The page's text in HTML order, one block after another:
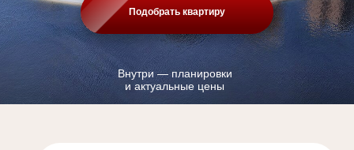
Подобрать квартиру
Внутри — планировки
и актуальные цены